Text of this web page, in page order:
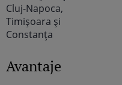
Avantaje